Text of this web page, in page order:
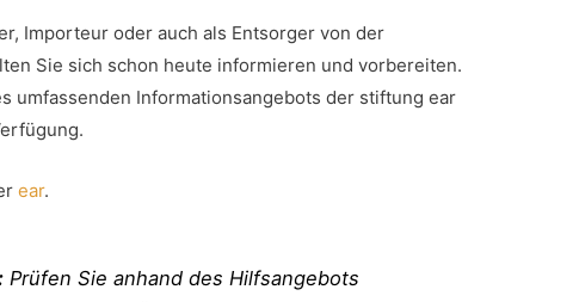
Importeur oder auch als Entsorger von der
Sie sich schon heute informieren und vorbereiten.
umfassenden Informationsangebots der stiftung ear
ear.
Prüfen Sie anhand des Hilfsangebots